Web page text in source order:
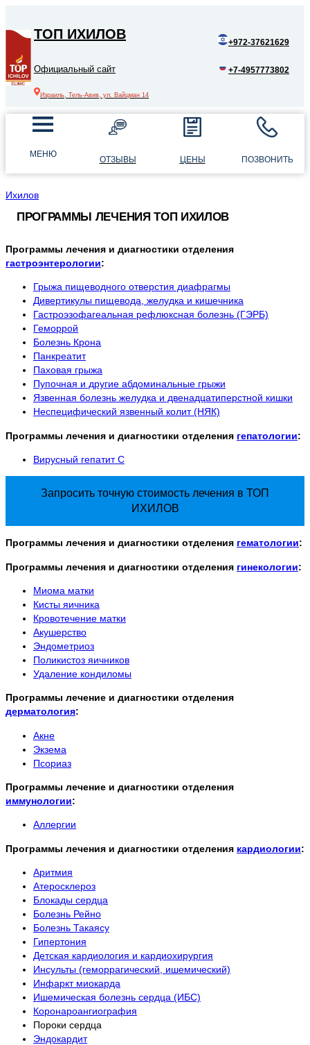
ТОП ИХИЛОВ
Официальный сайт
Израиль, Тель-Авив, ул. Вайцман 14
+972-37621629
+7-4957773802
МЕНЮ
ОТЗЫВЫ ЦЕНЫ ПОЗВОНИТЬ
Ихилов
ПРОГРАММЫ ЛЕЧЕНИЯ ТОП ИХИЛОВ
Программы лечения и диагностики отделения
гастроэнтерологии:
Грыжа пищеводного отверстия диафрагмы
Дивертикулы пищевода, желудка и кишечника
Гастроэзофагеальная рефлюксная болезнь (ГЭРБ)
Геморрой
Болезнь Крона
Панкреатит
Паховая грыжа
Пупочная и другие абдоминальные грыжи
Язвенная болезнь желудка и двенадцатиперстной кишки
Неспецифический язвенный колит (НЯК)
Программы лечения и диагностики отделения гепатологии:
Вирусный гепатит С
Запросить точную стоимость лечения в ТОП
ИХИЛОВ
Программы лечения и диагностики отделения гематологии:
Программы лечения и диагностики отделения гинекологии:
Миома матки
Кисты яичника
Кровотечение матки
Акушерство
Эндометриоз
Поликистоз яичников
Удаление кондиломы
Программы лечение и диагностики отделения
дерматология:
Акне
Экзема
Псориаз
Программы лечение и диагностики отделения
иммунологии:
Аллергии
Программы лечения и диагностики отделения кардиологии:
Аритмия
Атеросклероз
Блокады сердца
Болезнь Рейно
Болезнь Такаясу
Гипертония
Детская кардиология и кардиохирургия
Инсульты (геморрагический, ишемический)
Инфаркт миокарда
Ишемическая болезнь сердца (ИБС)
Коронароангиография
Пороки сердца
Эндокардит